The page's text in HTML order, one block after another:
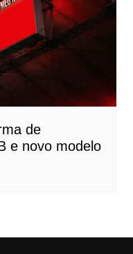
de
e novo modelo